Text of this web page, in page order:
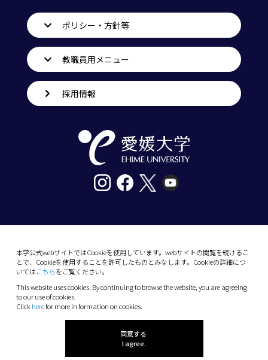
本学公式webサイトではCookieを使用しています。webサイトの閲覧を続けるこ
とで、Cookieを使用することを許可したものとみなします。Cookieの詳細につ
いてはこちらをご覧ください。
This website uses cookies. By continuing to browse the website, you are agreeing
to our use of cookies.
Clickherefor more in formation on cookies.
同意する
I agree.
ポリシー・方針等
教職員用メニュー
採用情報
10-13 Dogo-Himata, Matsuyama, Ehime 790-
Phone: +81 89-927-9000
(C) 2026 Ehime University.